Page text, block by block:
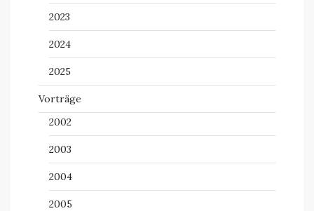
2023
2024
2025
Vorträge
2002
2003
2004
2005